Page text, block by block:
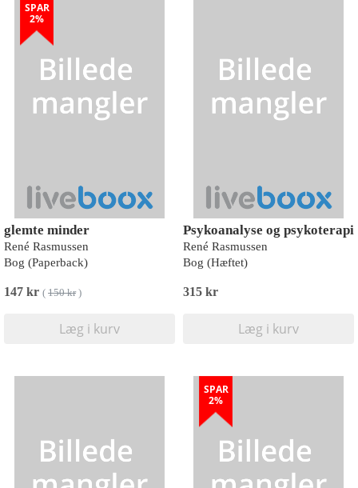
SPAR
2%
glemte minder
René Rasmussen
Bog (Paperback)
147 kr ( 150 kr)
Læg i kurv
Psykoanalyse og psykoterapi
René Rasmussen
Bog (Hæftet)
315 kr
Læg i kurv
SPAR
2%